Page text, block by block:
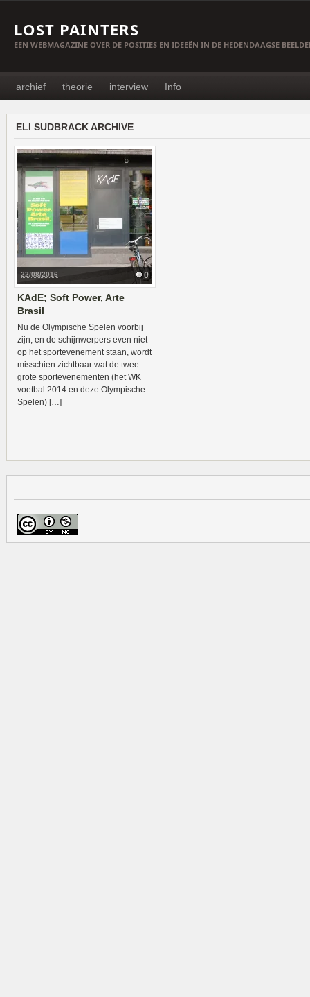
LOST PAINTERS
EEN WEBMAGAZINE OVER DE POSITIES EN IDEEËN IN DE HEDENDAAGSE
archief theorie interview Info
ELI SUDBRACK ARCHIVE
0
22/08/2016
KAdE; Soft Power, Arte
Brasil
Nu de Olympische Spelen voorbij
zijn, en de schijnwerpers even niet
op het sportevenement staan, wordt
misschien zichtbaar wat de twee
grote sportevenementen (het WK
voetbal 2014 en deze Olympische
Spelen) […]